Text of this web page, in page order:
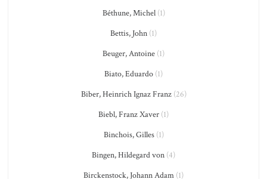
Béthune, Michel(1)
Bettis, John (1)
Beuger, Antoine (1)
Biato, Eduardo (1)
Biber, Heinrich Ignaz Franz(26)
Biebl, Franz Xaver (1)
Binchois, Gilles(1)
Bingen, Hildegard von (4)
Birckenstock, Johann Adam (1)